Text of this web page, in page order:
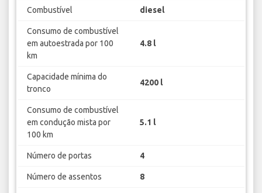
Combustível diesel
Consumo de combustível
em autoestrada por 100
km
4.8 l
Capacidade mínima do
tronco
4200 l
Consumo de combustível
em condução mista por
100 km
5.1 l
Número de portas 4
Número de assentos 8